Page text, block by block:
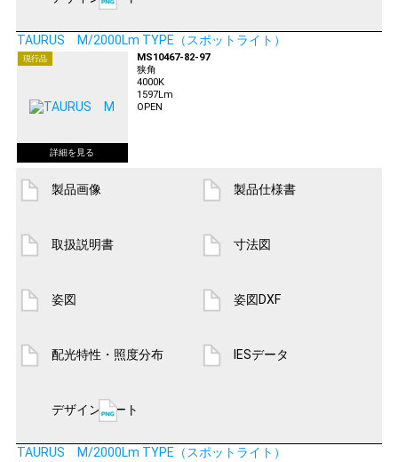
TAURUS M/2000Lm TYPE（スポットライト）
現行品
MS10467-82-97
狭角
4000K
1597Lm
OPEN
製品画像 製品仕様書
取扱説明書 寸法図
姿図 姿図DXF
配光特性・照度分布 IESデータ
デザインシート
TAURUS M/2000Lm TYPE（スポットライト）